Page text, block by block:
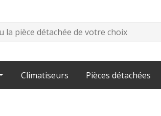
Climatiseurs Pièces détachées